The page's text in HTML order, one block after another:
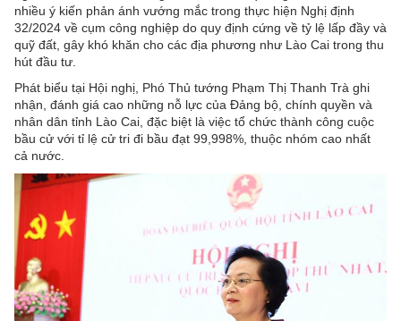
nhiều ý kiến phản ánh vướng mắc trong thực hiện Nghị định
32/2024 về cụm công nghiệp do quy định cứng về tỷ lệ lấp đầy và
quỹ đất, gây khó khăn cho các địa phương như Lào Cai trong thu
hút đầu tư.
Phát biểu tại Hội nghị, Phó Thủ tướng Phạm Thị Thanh Trà ghi
nhận, đánh giá cao những nỗ lực của Đảng bộ, chính quyền và
nhân dân tỉnh Lào Cai, đặc biệt là việc tổ chức thành công cuộc
bầu cử với tỉ lệ cử tri đi bầu đạt 99,998%, thuộc nhóm cao nhất
cả nước.